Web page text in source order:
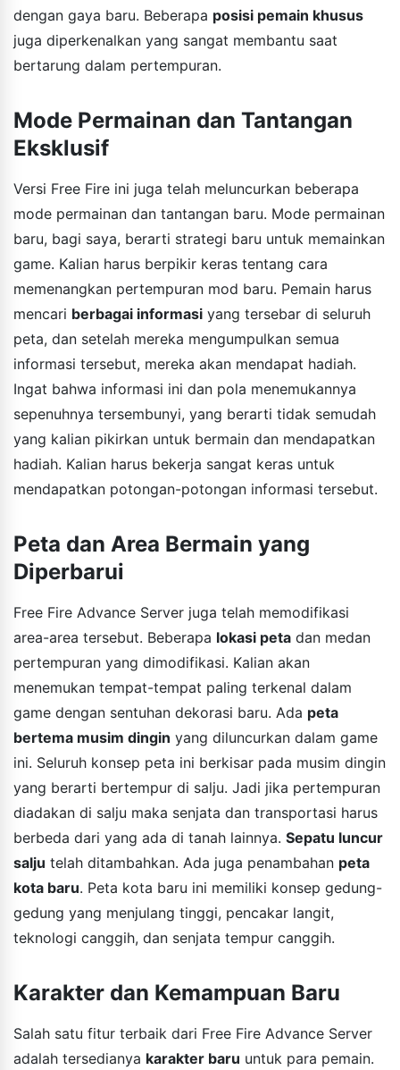
dengan gaya baru. Beberapa posisi pemain khusus
juga diperkenalkan yang sangat membantu saat
bertarung dalam pertempuran.
Mode Permainan dan Tantangan
Eksklusif
Versi Free Fire ini juga telah meluncurkan beberapa
mode permainan dan tantangan baru. Mode permainan
baru, bagi saya, berarti strategi baru untuk memainkan
game. Kalian harus berpikir keras tentang cara
memenangkan pertempuran mod baru. Pemain harus
mencari berbagai informasi yang tersebar di seluruh
peta, dan setelah mereka mengumpulkan semua
informasi tersebut, mereka akan mendapat hadiah.
Ingat bahwa informasi ini dan pola menemukannya
sepenuhnya tersembunyi, yang berarti tidak semudah
yang kalian pikirkan untuk bermain dan mendapatkan
hadiah. Kalian harus bekerja sangat keras untuk
mendapatkan potongan-potongan informasi tersebut.
Peta dan Area Bermain yang
Diperbarui
Free Fire Advance Server juga telah memodifikasi
area-area tersebut. Beberapa lokasi peta dan medan
pertempuran yang dimodifikasi. Kalian akan
menemukan tempat-tempat paling terkenal dalam
game dengan sentuhan dekorasi baru. Ada peta
bertema musim dingin yang diluncurkan dalam game
ini. Seluruh konsep peta ini berkisar pada musim dingin
yang berarti bertempur di salju. Jadi jika pertempuran
diadakan di salju maka senjata dan transportasi harus
berbeda dari yang ada di tanah lainnya. Sepatu luncur
salju telah ditambahkan. Ada juga penambahan peta
kota baru. Peta kota baru ini memiliki konsep gedung-
gedung yang menjulang tinggi, pencakar langit,
teknologi canggih, dan senjata tempur canggih.
Karakter dan Kemampuan Baru
Salah satu fitur terbaik dari Free Fire Advance Server
adalah tersedianya karakter baru untuk para pemain.